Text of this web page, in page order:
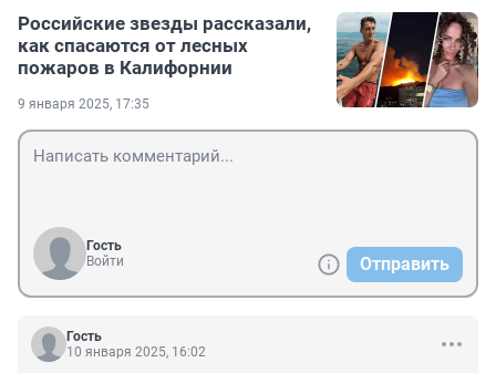
Российские звезды рассказали,
как спасаются от лесных
пожаров в Калифорнии
9 января 2025, 17:35
Гость
Войти
Отправить
Гость
10 января 2025, 16:02